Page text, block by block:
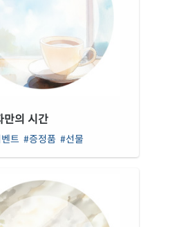
만의 시간
트 #증정품 #선물